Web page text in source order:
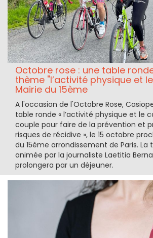
Octobre rose : une table
thème "l’activité physique et
Mairie du 15ème
A l'occasion de l'Octobre Rose,
table ronde « l’activité physique et le
couple pour faire de la prévention et
risques de récidive », le 15 octobre
du 15ème arrondissement de Paris. La
animée par la journaliste Laetitia
prolongera par un déjeuner.